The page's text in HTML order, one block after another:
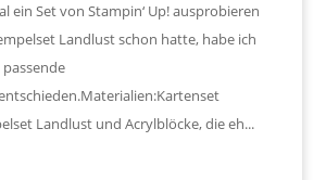
ein Set von Stampin‘ Up! ausprobieren
Landlust schon hatte, habe ich
Landlust und Acrylblöcke, die eh...